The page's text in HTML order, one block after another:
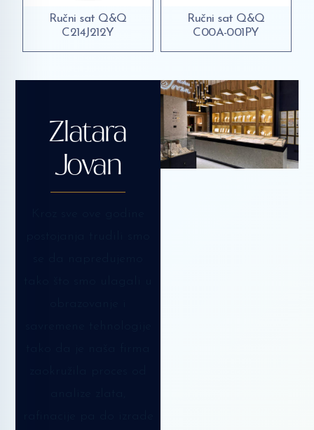
Ručni sat Q&Q
C214J212Y
Ručni sat Q&Q
C00A-001PY
Zlatara
Jovan